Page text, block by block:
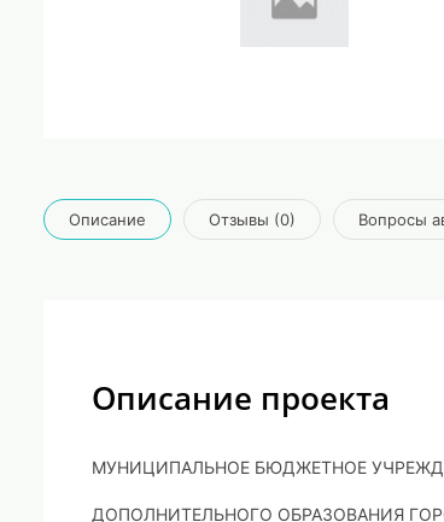
Описание Отзывы (0) Вопросы
Описание проекта
МУНИЦИПАЛЬНОЕ БЮДЖЕТНОЕ
ДОПОЛНИТЕЛЬНОГО ОБРАЗОВАНИЯ